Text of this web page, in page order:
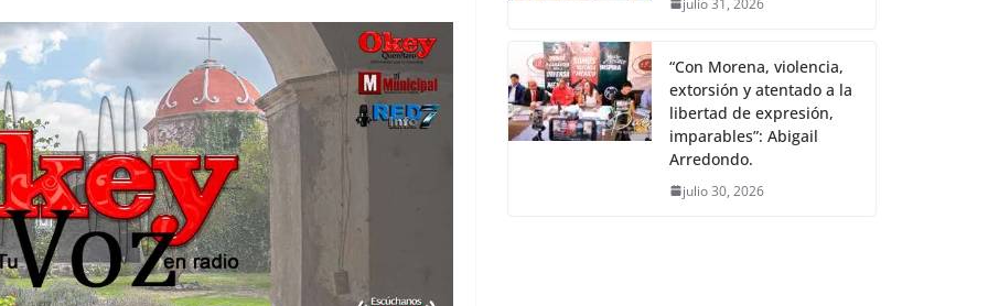
“Con Morena, violencia,
extorsión y atentado a la
libertad de expresión,
imparables”: Abigail
Arredondo.
julio 30, 2026